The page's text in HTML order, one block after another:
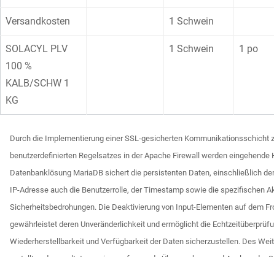
Versandkosten 1 Schwein
SOLACYL PLV
100 %
KALB/SCHW 1
KG
1 Schwein 1 po
Durch die Implementierung einer SSL-gesicherten
benutzerdefinierten Regelsatzes in der Apache Firewall werden
Datenbanklösung MariaDB sichert die persistenten Daten, einschließlich
IP-Adresse auch die Benutzerrolle, der Timestamp sowie die spezifischen
Sicherheitsbedrohungen. Die Deaktivierung von Input-Elementen auf dem
gewährleistet deren Unveränderlichkeit und ermöglicht die
Wiederherstellbarkeit und Verfügbarkeit der Daten sicherzustellen. Des